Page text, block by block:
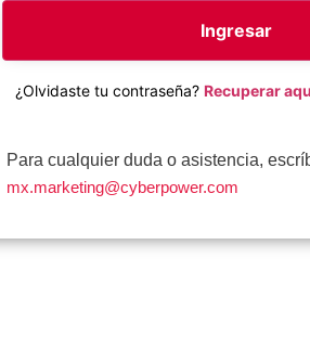
Ingresar
¿Olvidaste tu contraseña?Recuperar
Para cualquier duda o asistencia,
mx.marketing@cyberpower.com